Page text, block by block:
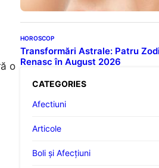
o
HOROSCOP
Transformări Astrale: Patru
Renasc în August 2026
CATEGORIES
Afectiuni
Articole
Boli și Afecțiuni